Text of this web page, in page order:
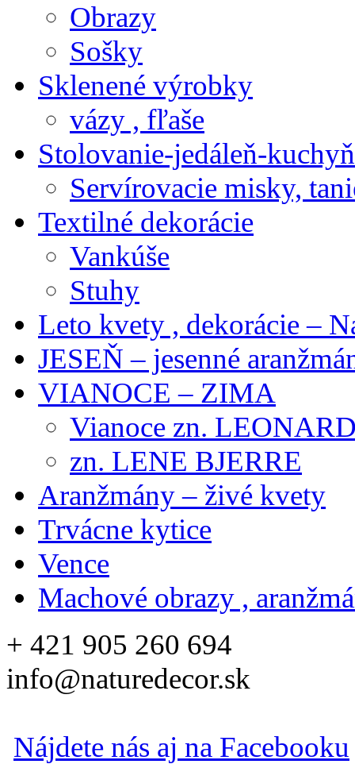
Obrazy
Sošky
Sklenené výrobky
vázy , fľaše
Stolovanie-jedáleň-
Servírovacie misky,
Textilné dekorácie
Vankúše
Stuhy
Leto kvety , dekorácie –
JESEŇ – jesenné
VIANOCE – ZIMA
Vianoce zn.
zn. LENE BJERRE
Aranžmány – živé kvety
Trvácne kytice
Vence
Machové obrazy ,
+ 421 905 260 694
info@naturedecor.sk
Nájdete nás aj na Facebooku